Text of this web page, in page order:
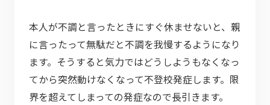
本人が不調と言ったときにすぐ休ませないと、親
に言ったって無駄だと不調を我慢するようになり
ます。そうすると気力ではどうしようもなくなっ
てから突然動けなくなって不登校発症します。限
界を超えてしまっての発症なので長引きます。